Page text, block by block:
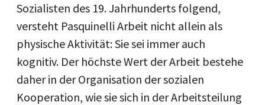
Sozialisten des 19. Jahrhunderts folgend,
versteht Pasquinelli Arbeit nicht allein als
physische Aktivität: Sie sei immer auch
kognitiv. Der höchste Wert der Arbeit bestehe
daher in der Organisation der sozialen
Kooperation, wie sie sich in der Arbeitsteilung